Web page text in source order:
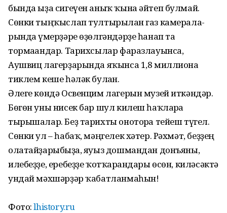
бында ыҙа сигеүен аныҡ ҡына әйтеп булмай.
Сөнки тыңҡыслап тултырылған газ камерала­
рында ғүмерҙәре өҙөлгәндәр­ҙе һанап та
тормағандар. Тарихсылар фаразлауынса,
Аушвиц лагерҙарында яҡынса 1,8 миллионға
тиклем кеше һәләк булған.
Әлеге көндә Освенцим лагерын музей иткәндәр.
Бөгөн уны нисек бар шул килеш һаҡларға
тырышалар. Беҙ тарихты оноторға тейеш түгел.
Сөнки ул – һабаҡ, мәңгелек хәтер. Рәхмәт, беҙҙең
олатайҙарыбыҙға, яуыз дошмандан донъя­ны,
илебеҙҙе, еребеҙҙе ҡот­ҡарғандары өсөн, киләсәктә
ундай мәхшәрҙәр ҡабатланмаһын!
Фото:lhistory.ru